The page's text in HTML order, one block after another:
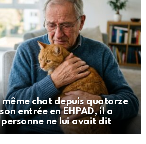
même chat depuis quatorze
entrée en EHPAD, il a
personne ne lui avait dit